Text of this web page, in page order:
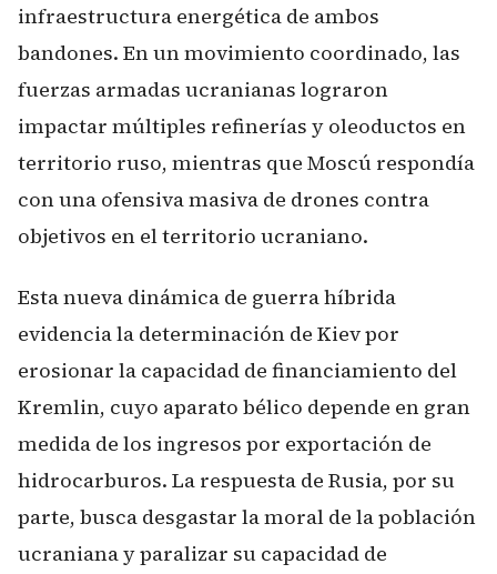
infraestructura energética de ambos
bandones. En un movimiento coordinado, las
fuerzas armadas ucranianas lograron
impactar múltiples refinerías y oleoductos en
territorio ruso, mientras que Moscú respondía
con una ofensiva masiva de drones contra
objetivos en el territorio ucraniano.
Esta nueva dinámica de guerra híbrida
evidencia la determinación de Kiev por
erosionar la capacidad de financiamiento del
Kremlin, cuyo aparato bélico depende en gran
medida de los ingresos por exportación de
hidrocarburos. La respuesta de Rusia, por su
parte, busca desgastar la moral de la población
ucraniana y paralizar su capacidad de